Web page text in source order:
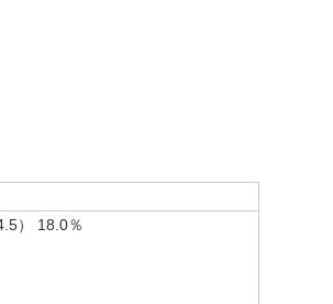
） 18.0％